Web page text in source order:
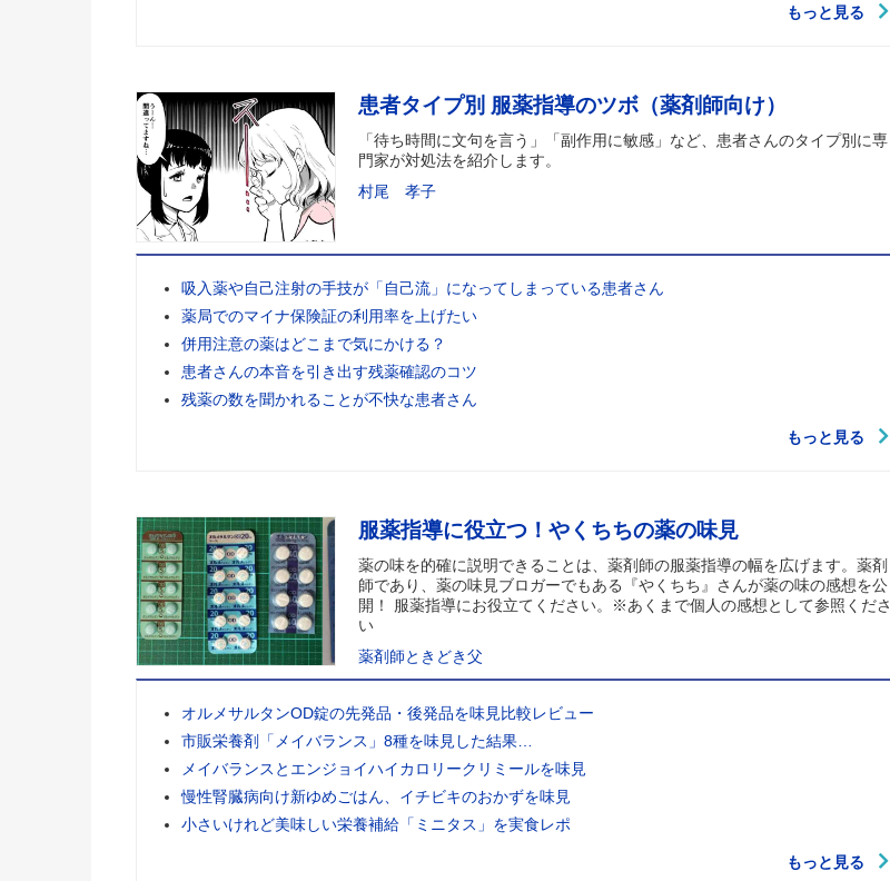
もっと見る
患者タイプ別 服薬指導のツボ（薬剤師向け）
「待ち時間に文句を言う」「副作用に敏感」など、患者さんのタイプ別に専
門家が対処法を紹介します。
村尾 孝子
吸入薬や自己注射の手技が「自己流」になってしまっている患者さん
薬局でのマイナ保険証の利用率を上げたい
併用注意の薬はどこまで気にかける？
患者さんの本音を引き出す残薬確認のコツ
残薬の数を聞かれることが不快な患者さん
もっと見る
服薬指導に役立つ！やくちちの薬の味見
薬の味を的確に説明できることは、薬剤師の服薬指導の幅を広げます。薬剤
師であり、薬の味見ブロガーでもある『やくちち』さんが薬の味の感想を公
開！ 服薬指導にお役立てください。※あくまで個人の感想として参照くださ
い
薬剤師ときどき父
オルメサルタンOD錠の先発品・後発品を味見比較レビュー
市販栄養剤「メイバランス」8種を味見した結果…
メイバランスとエンジョイハイカロリークリミールを味見
慢性腎臓病向け新ゆめごはん、イチビキのおかずを味見
小さいけれど美味しい栄養補給「ミニタス」を実食レポ
もっと見る